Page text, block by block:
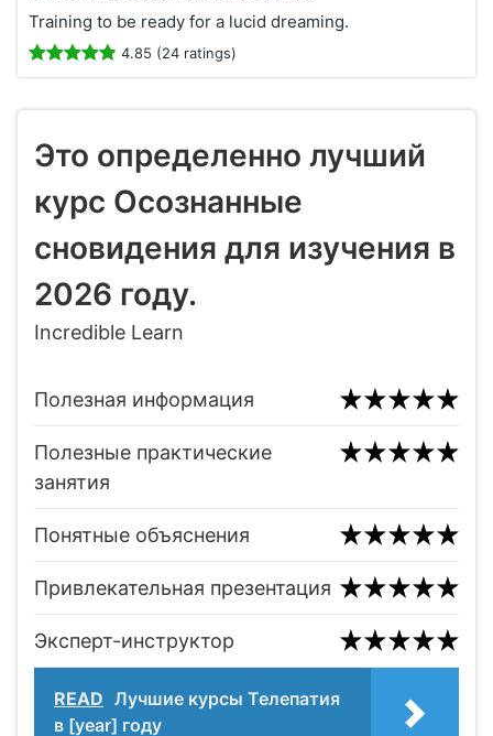
Training to be ready for a lucid dreaming.
4.85 (24 ratings)
Это определенно лучший
курс Осознанные
сновидения для изучения в
2026 году.
Incredible Learn
Полезная информация
Полезные практические
занятия
Понятные объяснения
Привлекательная презентация
Эксперт-инструктор
READ Лучшие курсы Телепатия
в [year] году